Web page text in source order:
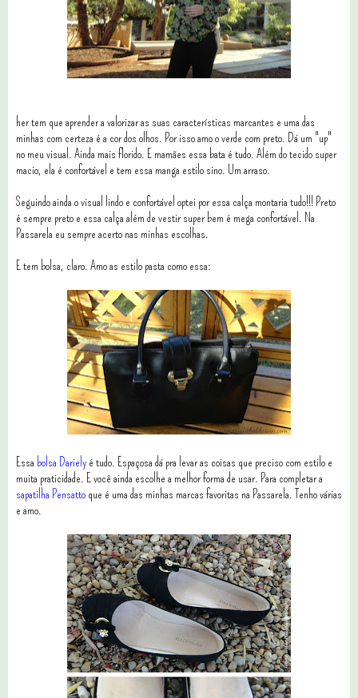
her tem que aprender a valorizar as suas características marcantes e uma das
minhas com certeza é a cor dos olhos. Por isso amo o verde com preto. Dá um "up"
no meu visual. Ainda mais florido. E mamães essa bata é tudo. Além do tecido super
macio, ela é confortável e tem essa manga estilo sino. Um arraso.
Seguindo ainda o visual lindo e confortável optei por essa calça montaria tudo!!! Preto
é sempre preto e essa calça além de vestir super bem é mega confortável. Na
Passarela eu sempre acerto nas minhas escolhas.
E tem bolsa, claro. Amo as estilo pasta como essa:
Essa bolsa Dariely é tudo. Espaçosa dá pra levar as coisas que preciso com estilo e
muita praticidade. E você ainda escolhe a melhor forma de usar. Para completar a
sapatilha Pensatto que é uma das minhas marcas favoritas na Passarela. Tenho várias
e amo.